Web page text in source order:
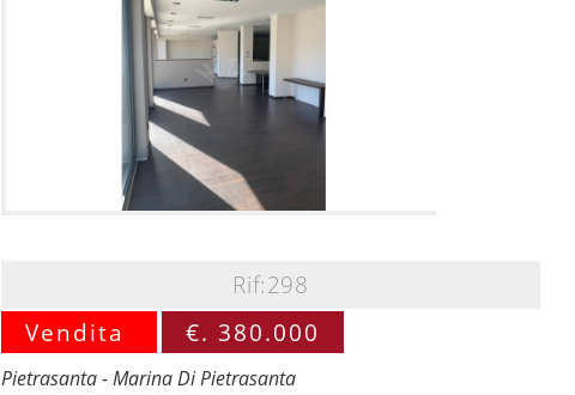
Rif:298
Vendita
€. 380.000
Pietrasanta - Marina Di Pietrasanta